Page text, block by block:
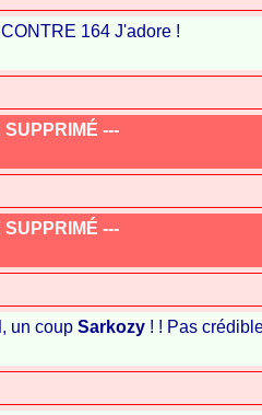
164 J'adore !
SUPPRIMÉ ---
SUPPRIMÉ ---
, un coup Sarkozy ! ! Pas